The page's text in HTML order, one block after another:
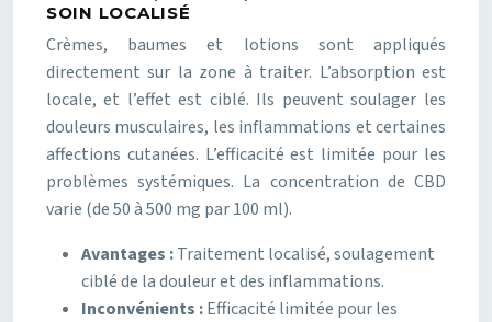
SOIN LOCALISÉ
Crèmes, baumes et lotions sont appliqués
directement sur la zone à traiter. L’absorption est
locale, et l’effet est ciblé. Ils peuvent soulager les
douleurs musculaires, les inflammations et certaines
affections cutanées. L’efficacité est limitée pour les
problèmes systémiques. La concentration de CBD
varie (de 50 à 500 mg par 100 ml).
Avantages :Traitement localisé, soulagement
ciblé de la douleur et des inflammations.
Inconvénients :Efficacité limitée pour les